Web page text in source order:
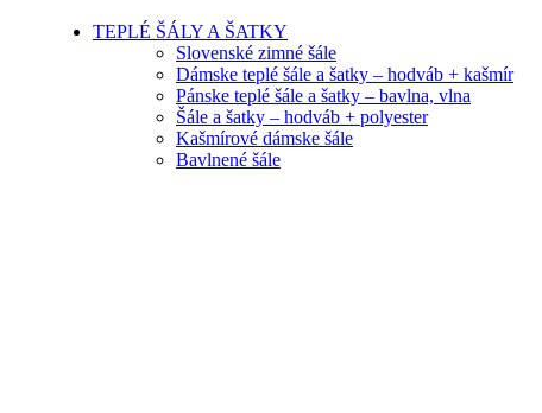
TEPLÉ ŠÁLY A ŠATKY
Slovenské zimné šále
Dámske teplé šále a šatky – hodváb + kašmír
Pánske teplé šále a šatky – bavlna, vlna
Šále a šatky – hodváb + polyester
Kašmírové dámske šále
Bavlnené šále